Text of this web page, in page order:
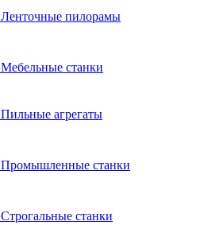
Ленточные пилорамы
Мебельные станки
Пильные агрегаты
Промышленные станки
Строгальные станки